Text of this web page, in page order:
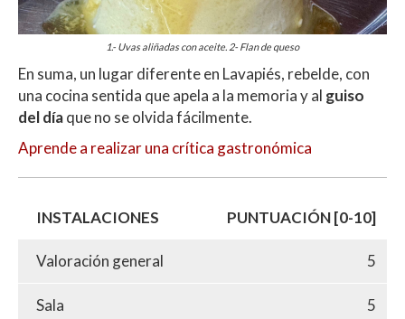
1.- Uvas aliñadas con aceite. 2- Flan de queso
En suma, un lugar diferente en Lavapiés, rebelde, con
una cocina sentida que apela a la memoria y al guiso
del díaque no se olvida fácilmente.
Aprende a realizar una crítica gastronómica
INSTALACIONES PUNTUACIÓN [0-10]
Valoración general 5
Sala 5